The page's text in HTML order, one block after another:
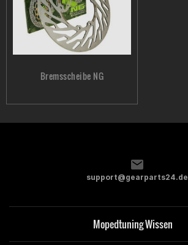
Bremsscheibe NG
support@gearparts24.de
Mopedtuning Wissen